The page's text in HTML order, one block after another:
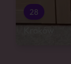
28